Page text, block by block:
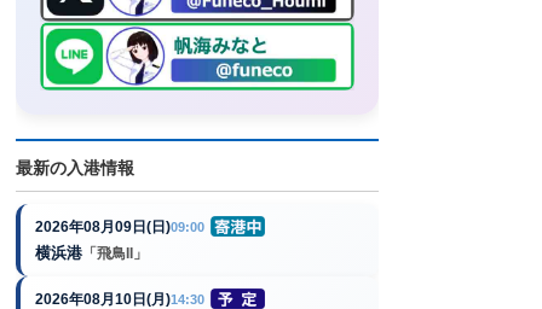
最新の入港情報
2026年08月09日(日)09:00
横浜港 「飛鳥II」
2026年08月10日(月)14:30